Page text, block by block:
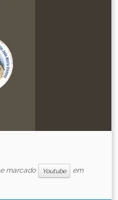
e marcado Youtube
em